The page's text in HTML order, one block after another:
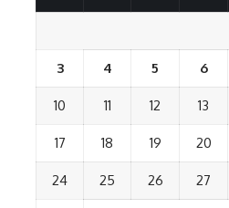
3 4 5 6
10 11 12 13
17 18 19 20
24 25 26 27